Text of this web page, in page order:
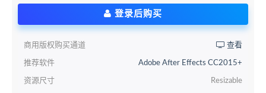
登录后购买
商用版权购买通道 查看
推荐软件 Adobe After Effects CC2015+
资源尺寸 Resizable